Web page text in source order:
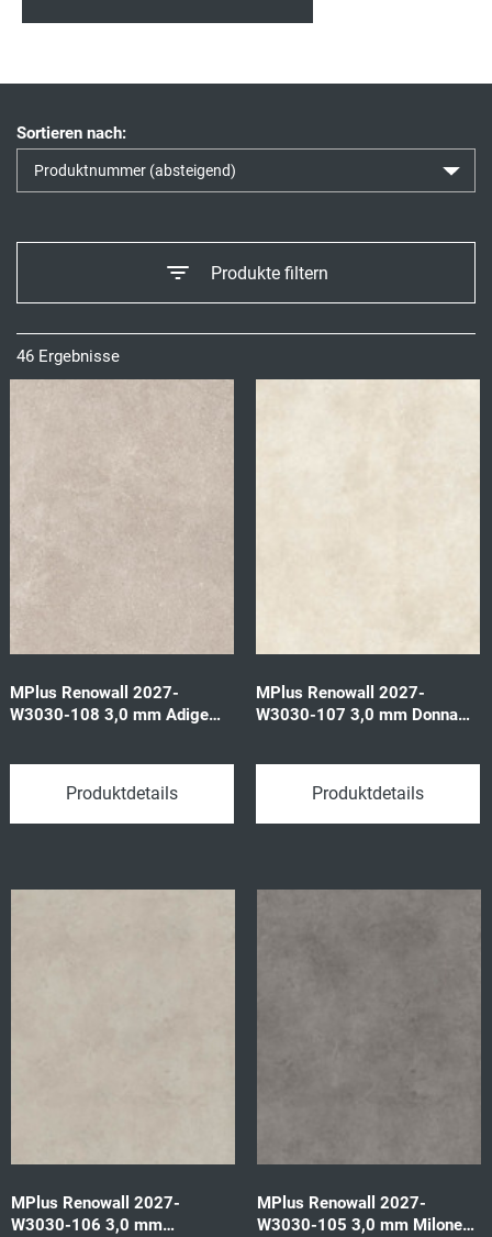
Sortieren nach:
Produkte filtern
46 Ergebnisse
MPlus Renowall 2027-
W3030-108 3,0 mm Adige
Produktdetails
MPlus Renowall 2027-
W3030-107 3,0 mm Donna
Produktdetails
MPlus Renowall 2027-
W3030-106 3,0 mm
MPlus Renowall 2027-
W3030-105 3,0 mm Milone